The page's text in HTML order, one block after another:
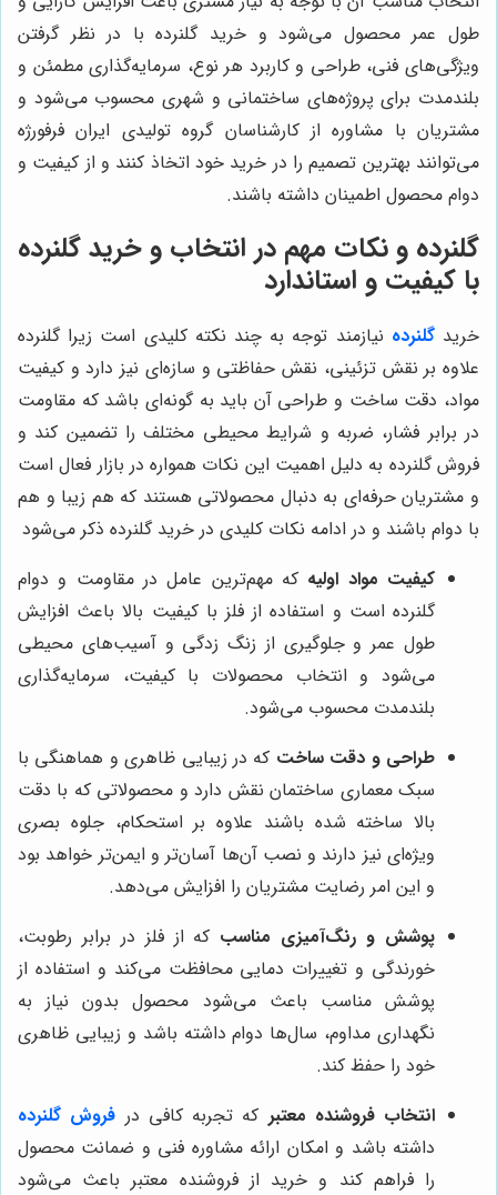
طول عمر محصول می‌شود و خرید گلنرده با در نظر گرفتن
ویژگی‌های فنی، طراحی و کاربرد هر نوع، سرمایه‌گذاری مطمئن و
بلندمدت برای پروژه‌های ساختمانی و شهری محسوب می‌شود و
مشتریان با مشاوره از کارشناسان گروه تولیدی ایران فرفورژه
می‌توانند بهترین تصمیم را در خرید خود اتخاذ کنند و از کیفیت و
دوام محصول اطمینان داشته باشند.
گلنرده و نکات مهم در انتخاب و خرید گلنرده
با کیفیت و استاندارد
خریدگلنرده نیازمند توجه به چند نکته کلیدی است زیرا گلنرده
علاوه بر نقش تزئینی، نقش حفاظتی و سازه‌ای نیز دارد و کیفیت
مواد، دقت ساخت و طراحی آن باید به گونه‌ای باشد که مقاومت
در برابر فشار، ضربه و شرایط محیطی مختلف را تضمین کند و
فروش گلنرده به دلیل اهمیت این نکات همواره در بازار فعال است
و مشتریان حرفه‌ای به دنبال محصولاتی هستند که هم زیبا و هم
با دوام باشند و در ادامه نکات کلیدی در خرید گلنرده ذکر می‌شود
کیفیت مواد اولیه که مهم‌ترین عامل در مقاومت و دوام
گلنرده است و استفاده از فلز با کیفیت بالا باعث افزایش
طول عمر و جلوگیری از زنگ زدگی و آسیب‌های محیطی
می‌شود و انتخاب محصولات با کیفیت، سرمایه‌گذاری
بلندمدت محسوب می‌شود.
طراحی و دقت ساخت که در زیبایی ظاهری و هماهنگی با
سبک معماری ساختمان نقش دارد و محصولاتی که با دقت
بالا ساخته شده باشند علاوه بر استحکام، جلوه بصری
ویژه‌ای نیز دارند و نصب آن‌ها آسان‌تر و ایمن‌تر خواهد بود
و این امر رضایت مشتریان را افزایش می‌دهد.
پوشش و رنگ‌آمیزی مناسب که از فلز در برابر رطوبت،
خورندگی و تغییرات دمایی محافظت می‌کند و استفاده از
پوشش مناسب باعث می‌شود محصول بدون نیاز به
نگهداری مداوم، سال‌ها دوام داشته باشد و زیبایی ظاهری
خود را حفظ کند.
انتخاب فروشنده معتبر که تجربه کافی در فروش گلنرده
داشته باشد و امکان ارائه مشاوره فنی و ضمانت محصول
را فراهم کند و خرید از فروشنده معتبر باعث می‌شود